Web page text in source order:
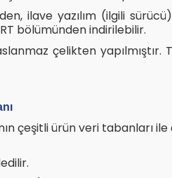
ilave yazılım (ilgili
bölümünden indirilebilir.
çelikten yapılmıştır.
çeşitli ürün veri tabanları